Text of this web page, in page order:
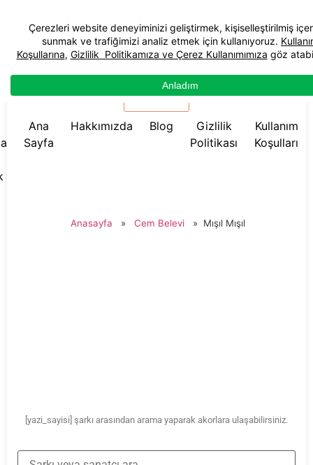
☰ Menü
Ana
Sayfa
Hakkımızda Blog
Gizlilik
Politikası
Kullanım
Koşulları
Anasayfa » Cem Belevi » Mışıl Mışıl
[yazi_sayisi] şarkı arasından arama yaparak akorlara ulaşabilirsiniz.